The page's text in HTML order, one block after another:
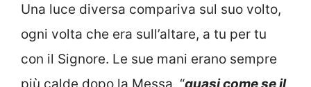
Una luce diversa compariva sul suo volto,
ogni volta che era sull’altare, a tu per tu
con il Signore. Le sue mani erano sempre